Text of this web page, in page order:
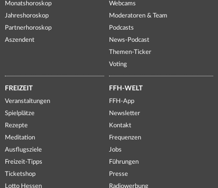
Monatshoroskop
Jahreshoroskop
Partnerhoroskop
Aszendent
Webcams
Moderatoren & Team
Podcasts
News-Podcast
Themen-Ticker
Voting
FREIZEIT
Veranstaltungen
Spielplätze
Rezepte
Meditation
Ausflugsziele
Freizeit-Tipps
Ticketshop
Lotto Hessen
FFH-WELT
FFH-App
Newsletter
Kontakt
Frequenzen
Jobs
Führungen
Presse
Radiowerbung